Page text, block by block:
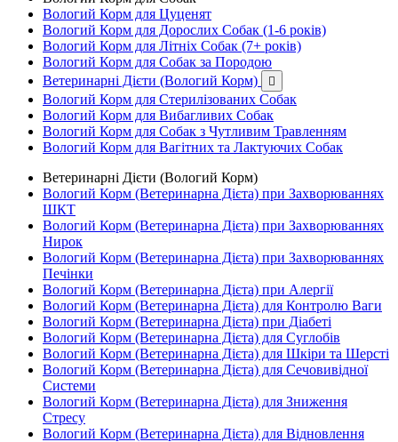
Вологий Корм для Цуценят
Вологий Корм для Дорослих Собак (1-6 років)
Вологий Корм для Літніх Собак (7+ років)
Вологий Корм для Собак за Породою
Ветеринарні Дієти (Вологий Корм)

Вологий Корм для Стерилізованих Собак
Вологий Корм для Вибагливих Собак
Вологий Корм для Собак з Чутливим Травленням
Вологий Корм для Вагітних та Лактуючих Собак
Ветеринарні Дієти (Вологий Корм)
Вологий Корм (Ветеринарна Дієта) при Захворюваннях
ШКТ
Вологий Корм (Ветеринарна Дієта) при Захворюваннях
Нирок
Вологий Корм (Ветеринарна Дієта) при Захворюваннях
Печінки
Вологий Корм (Ветеринарна Дієта) при Алергії
Вологий Корм (Ветеринарна Дієта) для Контролю Ваги
Вологий Корм (Ветеринарна Дієта) при Діабеті
Вологий Корм (Ветеринарна Дієта) для Суглобів
Вологий Корм (Ветеринарна Дієта) для Шкіри та Шерсті
Вологий Корм (Ветеринарна Дієта) для Сечовивідної
Системи
Вологий Корм (Ветеринарна Дієта) для Зниження
Стресу
Вологий Корм (Ветеринарна Дієта) для Відновлення